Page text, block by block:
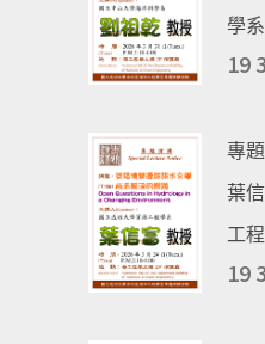
學系
19
專
葉
工
19